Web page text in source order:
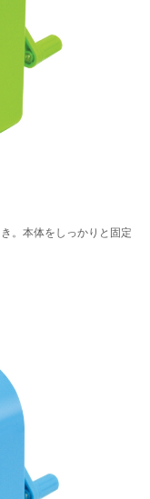
。本体をしっかりと固定